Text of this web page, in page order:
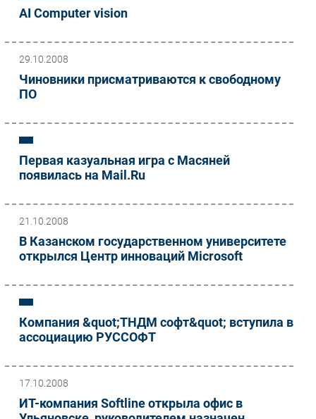
AI Computer vision
29.10.2008
Чиновники присматриваются к свободному
ПО
Первая казуальная игра с Масяней
появилась на Mail.Ru
21.10.2008
В Казанском государственном университете
открылся Центр инноваций Microsoft
Компания &quot;ТНДМ софт&quot; вступила в
ассоциацию РУССОФТ
17.10.2008
ИТ-компания Softline открыла офис в